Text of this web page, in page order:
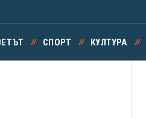
СПОРТ КУЛТУРА